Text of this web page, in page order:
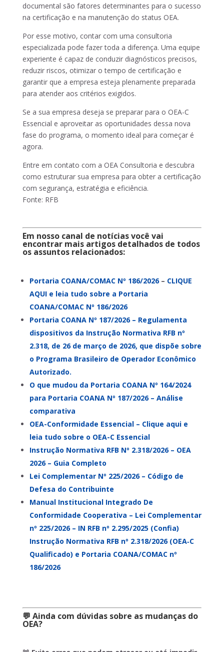
documental são fatores determinantes para o sucesso
na certificação e na manutenção do status OEA.
Por esse motivo, contar com uma consultoria
especializada pode fazer toda a diferença. Uma equipe
experiente é capaz de conduzir diagnósticos precisos,
reduzir riscos, otimizar o tempo de certificação e
garantir que a empresa esteja plenamente preparada
para atender aos critérios exigidos.
Se a sua empresa deseja se preparar para o OEA-C
Essencial e aproveitar as oportunidades dessa nova
fase do programa, o momento ideal para começar é
agora.
Entre em contato com a OEA Consultoria e descubra
como estruturar sua empresa para obter a certificação
com segurança, estratégia e eficiência.
Fonte: RFB
Em nosso canal de notícias você vai
encontrar mais artigos detalhados de todos
os assuntos relacionados:
Portaria COANA/COMAC Nº 186/2026– CLIQUE
AQUI e leia tudo sobre a Portaria
COANA/COMAC Nº 186/2026
Portaria COANA Nº 187/2026 – Regulamenta
dispositivos da Instrução Normativa RFB nº
2.318, de 26 de março de 2026, que dispõe sobre
o Programa Brasileiro de Operador Econômico
Autorizado.
O que mudou da Portaria COANA Nº 164/2024
para Portaria COANA Nº 187/2026 – Análise
comparativa
OEA-Conformidade Essencial – Clique aqui e
leia tudo sobre o OEA-C Essencial
Instrução Normativa RFB Nº 2.318/2026 – OEA
2026 – Guia Completo
Lei Complementar Nº 225/2026 – Código de
Defesa do Contribuinte
Manual Institucional Integrado De
Conformidade Cooperativa – Lei Complementar
nº 225/2026 – IN RFB nº 2.295/2025 (Confia)
Instrução Normativa RFB nº 2.318/2026 (OEA‑C
Qualificado) e Portaria COANA/COMAC nº
186/2026
💬 Ainda com dúvidas sobre as mudanças do
OEA?